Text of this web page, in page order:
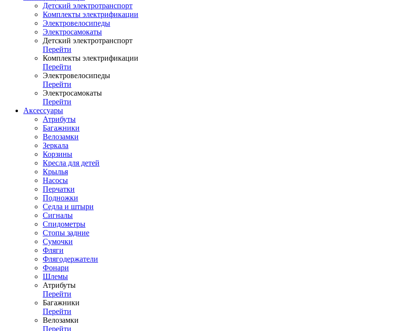
Детский электротранспорт
Комплекты электрификации
Электровелосипеды
Электросамокаты
Детский электротранспорт
Перейти
Комплекты электрификации
Перейти
Электровелосипеды
Перейти
Электросамокаты
Перейти
Аксессуары
Атрибуты
Багажники
Велозамки
Зеркала
Корзины
Кресла для детей
Крылья
Насосы
Перчатки
Подножки
Седла и штыри
Сигналы
Спидометры
Стопы задние
Сумочки
Фляги
Флягодержатели
Фонари
Шлемы
Атрибуты
Перейти
Багажники
Перейти
Велозамки
Перейти